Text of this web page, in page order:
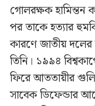
গোলরক্ষক হামিন্তন
পর তাকে হত্যার
কারণে জাতীয় দলের
তিনি। ১৯৯৪
ফিরে আততায়ীর
সাবেক ডিফেন্ডার